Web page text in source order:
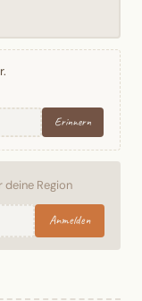
Erinnern
Region
Anmelden